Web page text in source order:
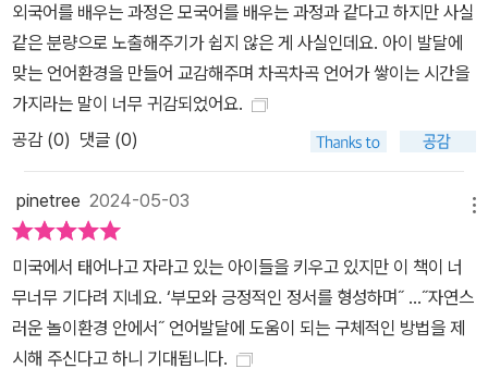
외국어를 배우는 과정은 모국어를 배우는 과정과 같다고 하지만 사실
같은 분량으로 노출해주기가 쉽지 않은 게 사실인데요. 아이 발달에
맞는 언어환경을 만들어 교감해주며 차곡차곡 언어가 쌓이는 시간을
가지라는 말이 너무 귀감되었어요.
공감 (0) 댓글 (0)
pinetree 2024-05-03
미국에서 태어나고 자라고 있는 아이들을 키우고 있지만 이 책이 너
무너무 기다려 지네요. ‘부모와 긍정적인 정서를 형성하며˝ ...˝자연스
러운 놀이환경 안에서˝ 언어발달에 도움이 되는 구체적인 방법을 제
시해 주신다고 하니 기대됩니다.